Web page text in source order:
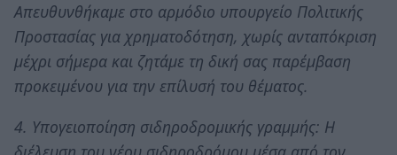
Απευθυνθήκαμε στο αρμόδιο υπουργείο Πολιτικής
Προστασίας για χρηματοδότηση, χωρίς ανταπόκριση
μέχρι σήμερα και ζητάμε τη δική σας παρέμβαση
προκειμένου για την επίλυσή του θέματος.
4. Υπογειοποίηση σιδηροδρομικής γραμμής: Η